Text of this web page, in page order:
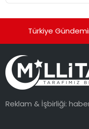
Türkiye
Reklam & İşbirliği: